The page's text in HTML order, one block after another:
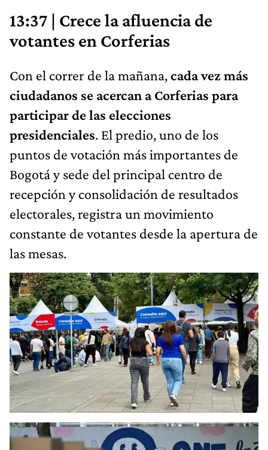
13:37 | Crece la afluencia de
votantes en Corferias
Con el correr de la mañana,cada vez más
ciudadanos se acercan a Corferias para
participar de las elecciones
presidenciales. El predio, uno de los
puntos de votación más importantes de
Bogotá y sede del principal centro de
recepción y consolidación de resultados
electorales, registra un movimiento
constante de votantes desde la apertura de
las mesas.